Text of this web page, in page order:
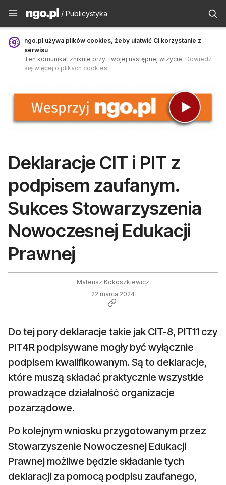
Publicystyka - ngo.pl
/ Publicystyka
ngo.pl używa plików cookies, żeby ułatwić Ci korzystanie z
serwisu
Ten komunikat zniknie przy Twojej następnej wizycie. Dowiedz
się więcej o plikach cookies
Deklaracje CIT i PIT z
podpisem zaufanym.
Sukces Stowarzyszenia
Nowoczesnej Edukacji
Prawnej
Mateusz Kokoszkiewicz
22 marca 2024
Do tej pory deklaracje takie jak CIT-8, PIT11 czy
PIT4R podpisywane mogły być wyłącznie
podpisem kwalifikowanym. Są to deklaracje,
które muszą składać praktycznie wszystkie
prowadzące działalność organizacje
pozarządowe.
Po kolejnym wniosku przygotowanym przez
Stowarzyszenie Nowoczesnej Edukacji
Prawnej możliwe będzie składanie tych
deklaracji za pomocą podpisu zaufanego,